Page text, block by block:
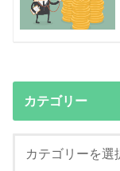
カテゴリー